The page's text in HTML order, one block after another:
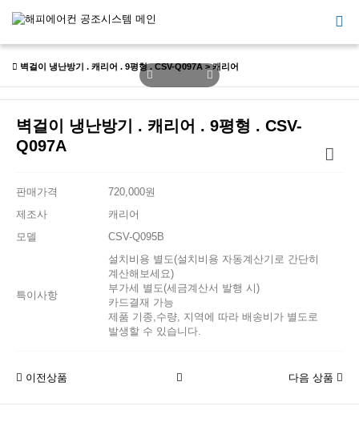
벽걸이 냉난방기 . 캐리어 . 9평형 . CSV-Q097A > 캐리어
벽걸이 냉난방기 . 캐리어 . 9평형 . CSV-
Q097A
판매가격
720,000원
제조사
캐리어
모델
CSV-Q095B
특이사항
설치비용 별도(설치비용 자동계산기로 간단히
계산해보세요)
부가세 별도(세금계산서 발행 시)
카드결재 가능
제품 기종,수량, 지역에 따라 배송비가 별도로
발생할 수 있습니다.
이전상품 다음 상품